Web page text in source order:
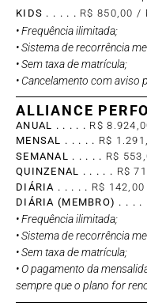
KIDS . . . . . R$ 850,00 /
• Frequência ilimitada;
• Sistema de recorrência
• Sem taxa de matrícula;
• Cancelamento com aviso
ALLIANCE
ANUAL . . . . . R$
MENSAL . . . . . R$
SEMANAL . . . . . R$
QUINZENAL . . . . . R$
DIÁRIA . . . . . R$ 142,00
DIÁRIA (MEMBRO) . . . . .
• Frequência ilimitada;
• Sistema de recorrência
• Sem taxa de matrícula;
• O pagamento da
sempre que o plano for